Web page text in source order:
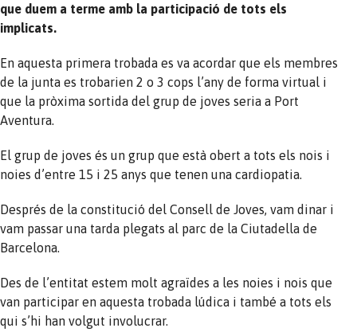
que duem a terme amb la participació de tots els
implicats.
En aquesta primera trobada es va acordar que els membres
de la junta es trobarien 2 o 3 cops l’any de forma virtual i
que la pròxima sortida del grup de joves seria a Port
Aventura.
El grup de joves és un grup que està obert a tots els nois i
noies d’entre 15 i 25 anys que tenen una cardiopatia.
Després de la constitució del Consell de Joves, vam dinar i
vam passar una tarda plegats al parc de la Ciutadella de
Barcelona.
Des de l’entitat estem molt agraïdes a les noies i nois que
van participar en aquesta trobada lúdica i també a tots els
qui s’hi han volgut involucrar.